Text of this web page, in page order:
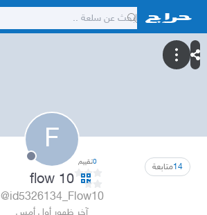
F
14متابعة 0تقييم
flow 10
@id5326134_Flow10